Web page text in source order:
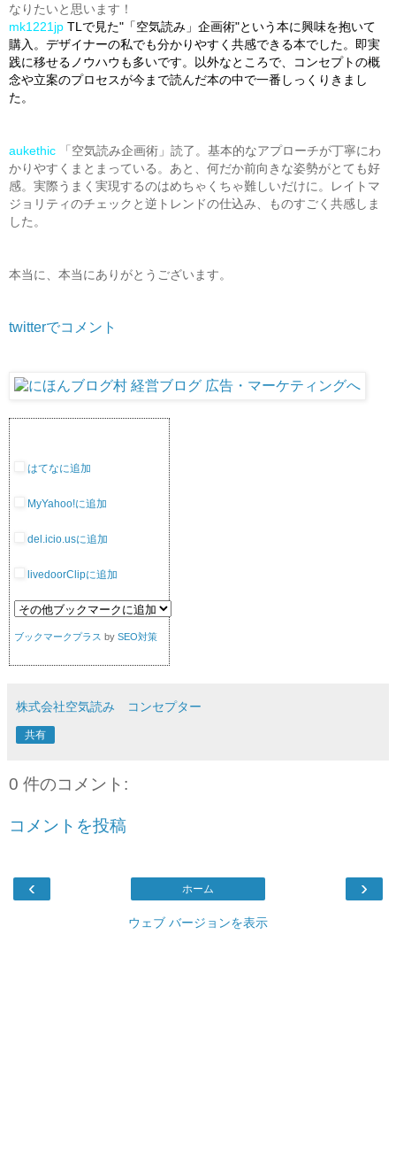
なりたいと思います！
mk1221jp TLで見た"「空気読み」企画術"という本に興味を抱いて
購入。デザイナーの私でも分かりやすく共感できる本でした。即実
践に移せるノウハウも多いです。以外なところで、コンセプトの概
念や立案のプロセスが今まで読んだ本の中で一番しっくりきまし
た。
aukethic
「空気読み企画術」読了。基本的なアプローチが丁寧にわ
かりやすくまとまっている。あと、何だか前向きな姿勢がとても好
感。実際うまく実現するのはめちゃくちゃ難しいだけに。レイトマ
ジョリティのチェックと逆トレンドの仕込み、ものすごく共感しま
した。
本当に、本当にありがとうございます。
twitterでコメント
はてなに追加
MyYahoo!に追加
del.icio.usに追加
livedoorClipに追加
ブックマークプラス by SEO対策
株式会社空気読み コンセプター
共有
0 件のコメント:
コメントを投稿
‹ ›
ホーム
ウェブ バージョンを表示